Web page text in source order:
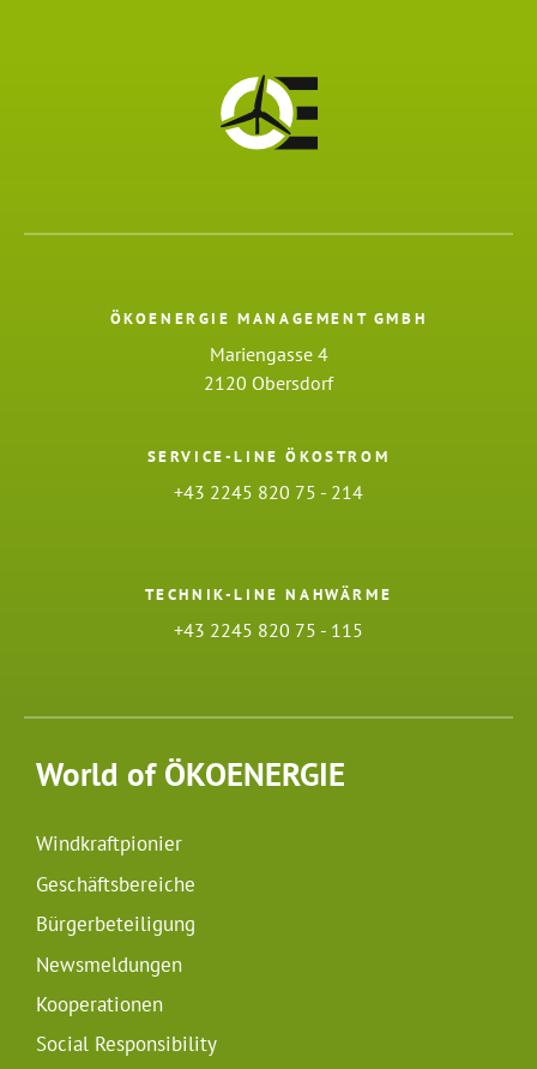
ÖKOENERGIE MANAGEMENT GMBH
Mariengasse 4
2120 Obersdorf
SERVICE-LINE ÖKOSTROM
+43 2245 820 75 - 214
TECHNIK-LINE NAHWÄRME
+43 2245 820 75 - 115
World of ÖKOENERGIE
Windkraftpionier
Geschäftsbereiche
Bürgerbeteiligung
Newsmeldungen
Kooperationen
Social Responsibility